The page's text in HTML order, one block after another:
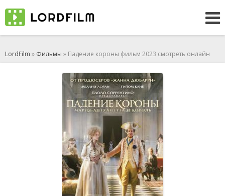
LordFilm » Фильмы » Падение короны фильм 2023 смотреть онлайн